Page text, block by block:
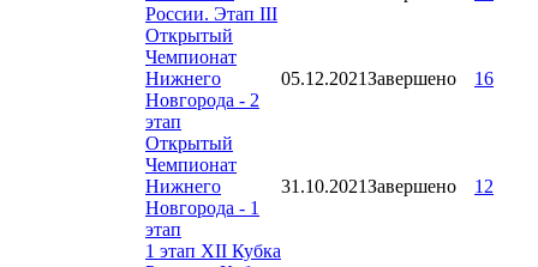
России. Этап III
Открытый
Чемпионат
Нижнего
Новгорода - 2
этап
05.12.2021Завершено 16
Открытый
Чемпионат
Нижнего
Новгорода - 1
этап
31.10.2021Завершено 12
1 этап XII Кубка